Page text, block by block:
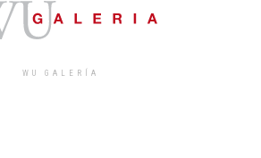
WU GALERÍA